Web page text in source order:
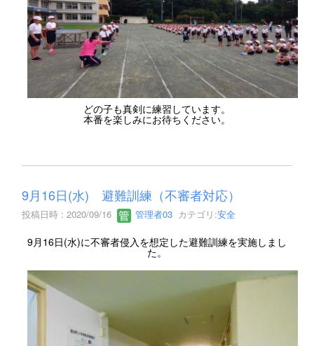
どの子も真剣に練習しています。
本番を楽しみにお待ちください。
9月16日(水) 避難訓練（不審者対応）
投稿日時 : 2020/09/16 管理者03 カテゴリ:安全
9月16日(水)に不審者侵入を想定した避難訓練を実施しまし
た。